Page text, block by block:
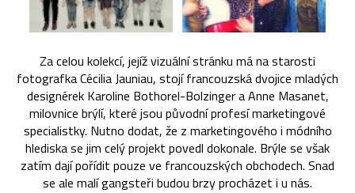
Za celou kolekcí, jejíž vizuální stránku má na starosti
fotografka Cécilia Jauniau, stojí francouzská dvojice mladých
designérek Karoline Bothorel-Bolzinger a Anne Masanet,
milovnice brýlí, které jsou původní profesí marketingové
specialistky. Nutno dodat, že z marketingového i módního
hlediska se jim celý projekt povedl dokonale. Brýle se však
zatím dají pořídit pouze ve francouzských obchodech. Snad
se ale malí gangsteři budou brzy procházet i u nás.